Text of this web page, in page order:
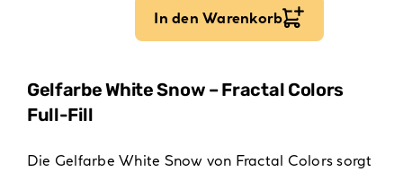
In den Warenkorb
Gelfarbe White Snow – Fractal Colors
Full-Fill
Die Gelfarbe White Snow von Fractal Colors sorgt